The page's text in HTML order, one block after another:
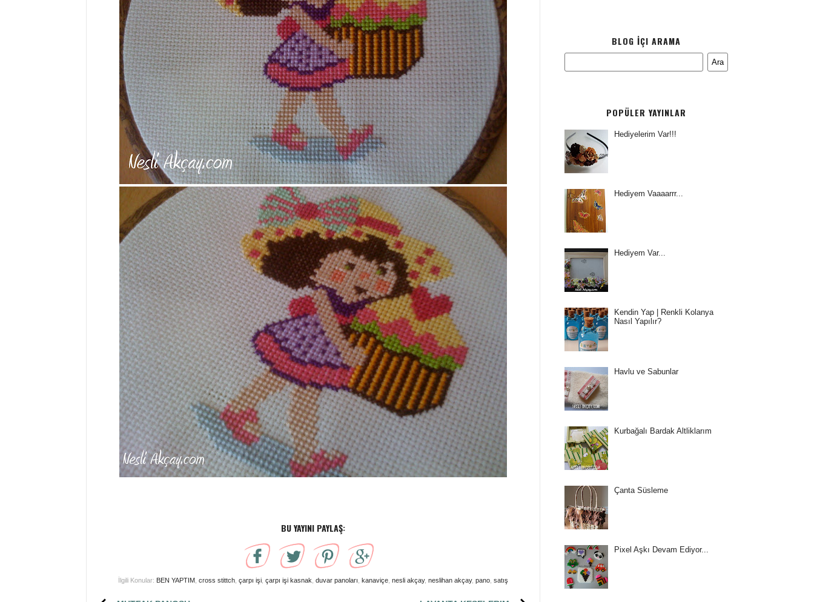
BU YAYINI PAYLAŞ:
İlgili Konular: BEN YAPTIM cross stittch çarpı işi çarpı işi kasnak duvar panoları kanaviçe nesli akçay, neslihan akçay, pano satış
BLOG İÇI ARAMA
POPÜLER YAYINLAR
Hediyelerim Var!!!
Hediyem Vaaaarrr...
Hediyem Var...
Kendin Yap | Renkli Kolanya
Nasıl Yapılır?
Havlu ve Sabunlar
Kurbağalı Bardak Altliklarım
Çanta Süsleme
Pixel Aşkı Devam Ediyor...